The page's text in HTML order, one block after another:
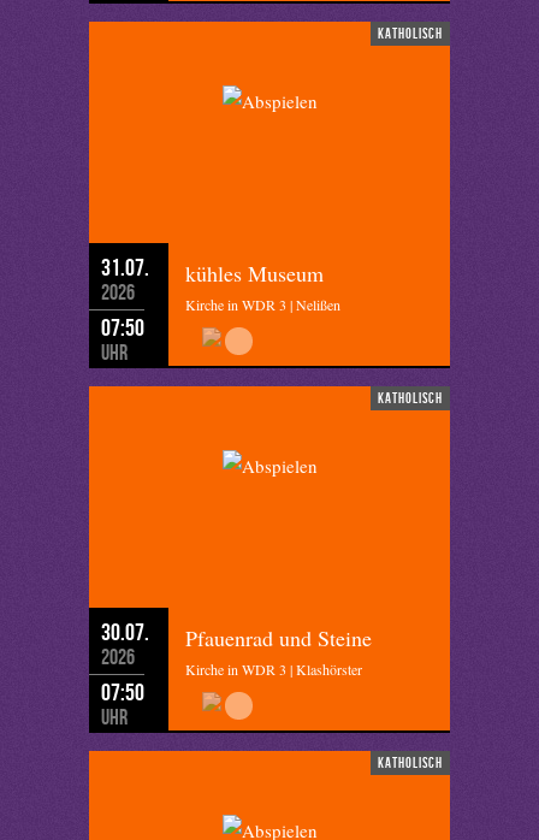
katholisch
31.07.
2026
07:50
Uhr
kühles Museum
Kirche in WDR 3 | Nelißen
katholisch
30.07.
2026
07:50
Uhr
Pfauenrad und Steine
Kirche in WDR 3 | Klashörster
katholisch